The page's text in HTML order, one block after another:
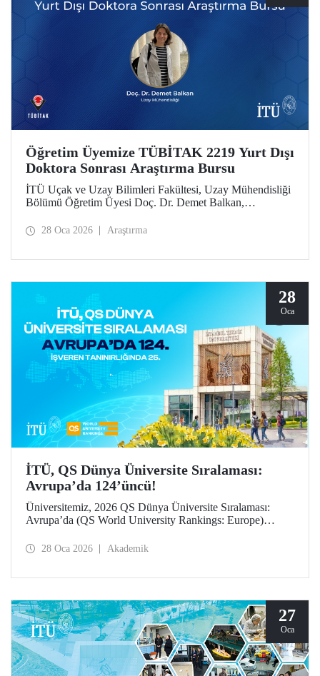
Öğretim Üyemize TÜBİTAK 2219 Yurt Dışı
Doktora Sonrası Araştırma Bursu
İTÜ Uçak ve Uzay Bilimleri Fakültesi, Uzay Mühendisliği
Bölümü Öğretim Üyesi Doç. Dr. Demet Balkan,
Programı’nın 2025 yılı 1’inci dönem çağrısı kapsamında
28 Oca 2026 Araştırma
28
Oca
İTÜ, QS Dünya Üniversite Sıralaması:
Avrupa’da 124’üncü!
Üniversitemiz, 2026 QS Dünya Üniversite Sıralaması:
Avrupa’da (QS World University Rankings: Europe)
25’inci sırada konumlanan İTÜ, “yurt dışına giden değişim
28 Oca 2026 Akademik
27
Oca